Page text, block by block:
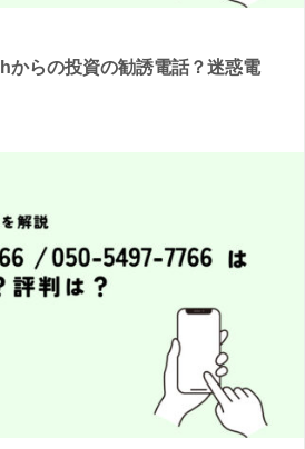
らの投資の勧誘電話？迷惑電